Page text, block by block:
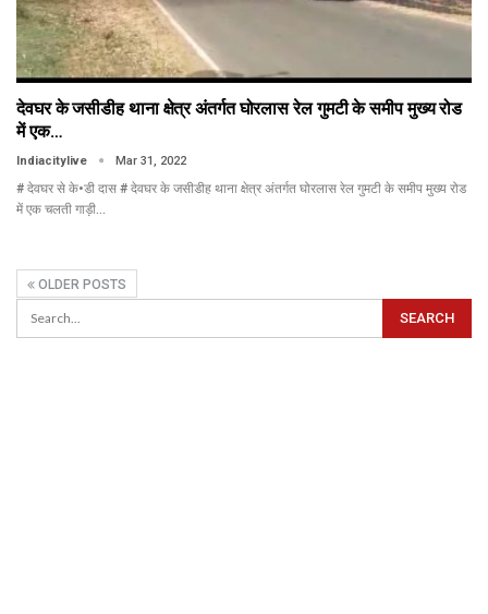
देवघर के जसीडीह थाना क्षेत्र अंतर्गत घोरलास रेल गुमटी के समीप मुख्य रोड
में एक…
Indiacitylive Mar 31, 2022
# देवघर से के•डी दास # देवघर के जसीडीह थाना क्षेत्र अंतर्गत घोरलास रेल गुमटी के समीप मुख्य रोड
में एक चलती गाड़ी…
OLDER POSTS